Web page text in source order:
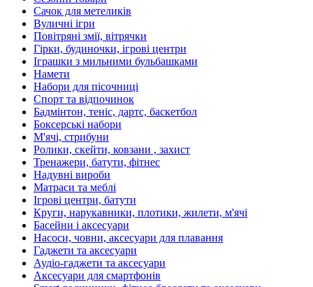
Сачок для метеликів
Вуличні ігри
Повітряні змії, вітрячки
Гірки, будиночки, ігрові центри
Іграшки з мильними бульбашками
Намети
Набори для пісочниці
Спорт та відпочинок
Бадмінтон, теніс, дартс, баскетбол
Боксерські набори
М'ячі, стрибуни
Ролики, скейти, ковзани , захист
Тренажери, батути, фітнес
Надувні вироби
Матраси та меблі
Ігрові центри, батути
Круги, нарукавники, плотики, жилети, м'ячі
Басейни і аксесуари
Насоси, човни, аксесуари для плавання
Гаджети та аксесуари
Аудіо-гаджети та аксесуари
Аксесуари для смартфонів